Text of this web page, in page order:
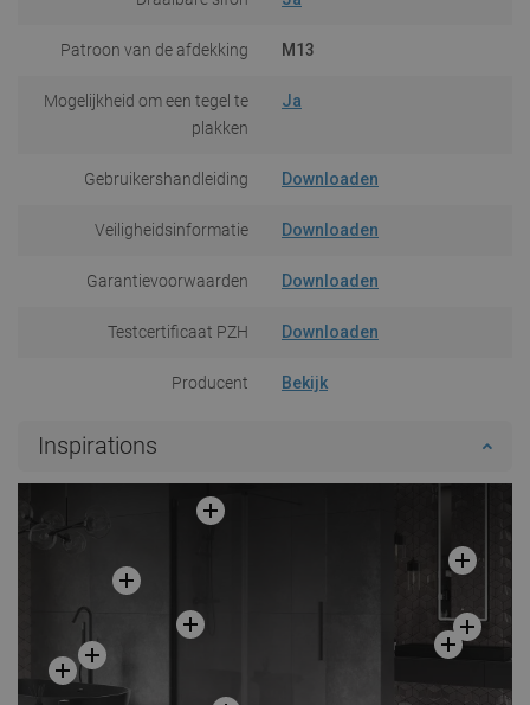
Patroon van de afdekking M13
Mogelijkheid om een tegel te
plakken
Ja
Gebruikershandleiding Downloaden
Veiligheidsinformatie Downloaden
Garantievoorwaarden Downloaden
Testcertificaat PZH Downloaden
Producent Bekijk
Inspirations